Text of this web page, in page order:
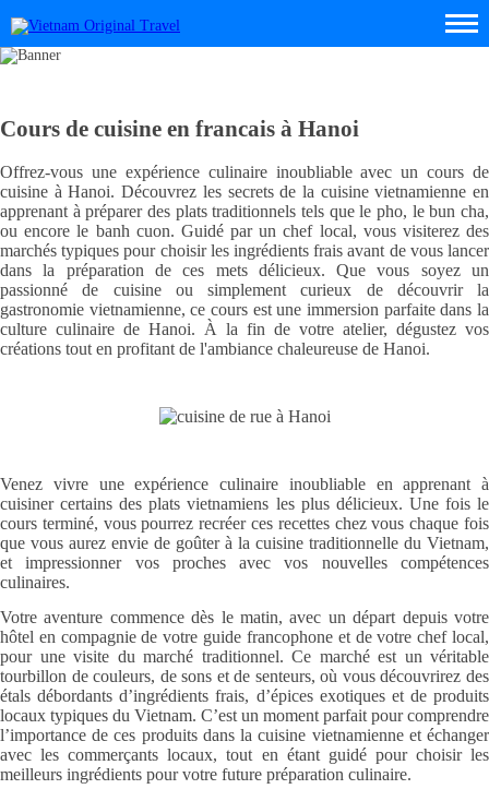
Cours de cuisine en francais à Hanoi
Offrez-vous une expérience culinaire inoubliable avec un cours de
cuisine à Hanoi. Découvrez les secrets de la cuisine vietnamienne en
apprenant à préparer des plats traditionnels tels que le pho, le bun cha,
ou encore le banh cuon. Guidé par un chef local, vous visiterez des
marchés typiques pour choisir les ingrédients frais avant de vous lancer
dans la préparation de ces mets délicieux. Que vous soyez un
passionné de cuisine ou simplement curieux de découvrir la
gastronomie vietnamienne, ce cours est une immersion parfaite dans la
culture culinaire de Hanoi. À la fin de votre atelier, dégustez vos
créations tout en profitant de l'ambiance chaleureuse de Hanoi.
Venez vivre une expérience culinaire inoubliable en apprenant à
cuisiner certains des plats vietnamiens les plus délicieux. Une fois le
cours terminé, vous pourrez recréer ces recettes chez vous chaque fois
que vous aurez envie de goûter à la cuisine traditionnelle du Vietnam,
et impressionner vos proches avec vos nouvelles compétences
culinaires.
Votre aventure commence dès le matin, avec un départ depuis votre
hôtel en compagnie de votre guide francophone et de votre chef local,
pour une visite du marché traditionnel. Ce marché est un véritable
tourbillon de couleurs, de sons et de senteurs, où vous découvrirez des
étals débordants d’ingrédients frais, d’épices exotiques et de produits
locaux typiques du Vietnam. C’est un moment parfait pour comprendre
l’importance de ces produits dans la cuisine vietnamienne et échanger
avec les commerçants locaux, tout en étant guidé pour choisir les
meilleurs ingrédients pour votre future préparation culinaire.